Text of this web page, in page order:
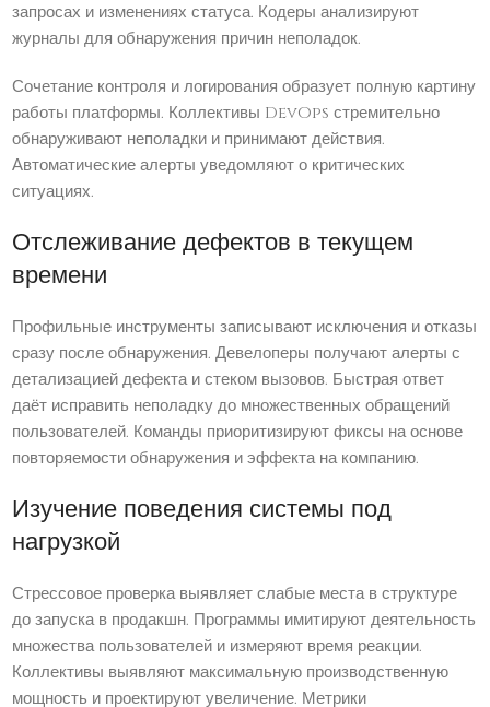
запросах и изменениях статуса. Кодеры анализируют
журналы для обнаружения причин неполадок.
Сочетание контроля и логирования образует полную картину
работы платформы. Коллективы DevOps стремительно
обнаруживают неполадки и принимают действия.
Автоматические алерты уведомляют о критических
ситуациях.
Отслеживание дефектов в текущем
времени
Профильные инструменты записывают исключения и отказы
сразу после обнаружения. Девелоперы получают алерты с
детализацией дефекта и стеком вызовов. Быстрая ответ
даёт исправить неполадку до множественных обращений
пользователей. Команды приоритизируют фиксы на основе
повторяемости обнаружения и эффекта на компанию.
Изучение поведения системы под
нагрузкой
Стрессовое проверка выявляет слабые места в структуре
до запуска в продакшн. Программы имитируют деятельность
множества пользователей и измеряют время реакции.
Коллективы выявляют максимальную производственную
мощность и проектируют увеличение. Метрики